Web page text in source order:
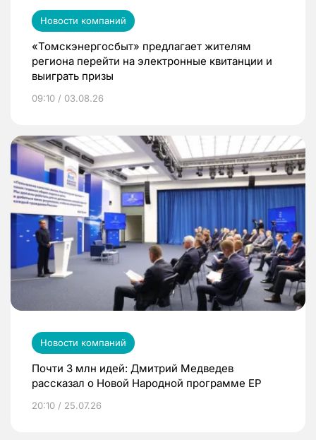
Новости компаний
«Томскэнергосбыт» предлагает жителям
региона перейти на электронные квитанции и
выиграть призы
09:10 / 03.08.26
Новости компаний
Почти 3 млн идей: Дмитрий Медведев
рассказал о Новой Народной программе ЕР
20:10 / 25.07.26